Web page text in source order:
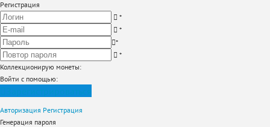
Регистрация
*
*
*
*
Коллекционирую монеты:
Войти с помощью:
Авторизация Регистрация
Генерация пароля